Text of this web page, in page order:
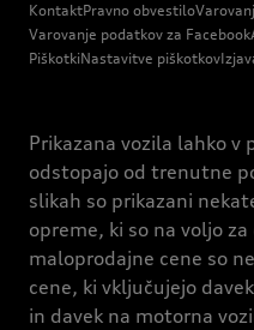
KontaktPravno obvestilo
Varovanje podatkov za Facebook
PiškotkiNastavitve piškotkov
Prikazana vozila lahko v
odstopajo od trenutne
slikah so prikazani
opreme, ki so na voljo
maloprodajne cene so
cene, ki vključujejo
in davek na motorna